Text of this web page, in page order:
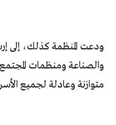
ودعت المنظمة كذلك، إلى
والصناعة ومنظمات
متوازنة وعادلة لجميع